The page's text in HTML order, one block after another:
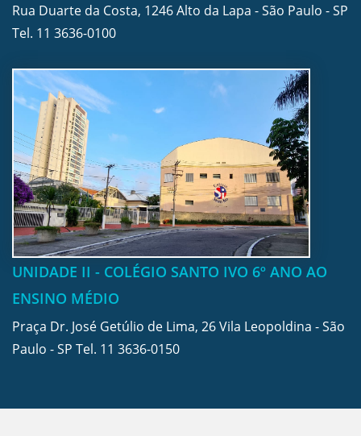
Rua Duarte da Costa, 1246 Alto da Lapa - São Paulo - SP
Tel. 11 3636-0100
UNIDADE II - COLÉGIO SANTO IVO 6º ANO AO
ENSINO MÉDIO
Praça Dr. José Getúlio de Lima, 26 Vila Leopoldina - São
Paulo - SP Tel. 11 3636-0150